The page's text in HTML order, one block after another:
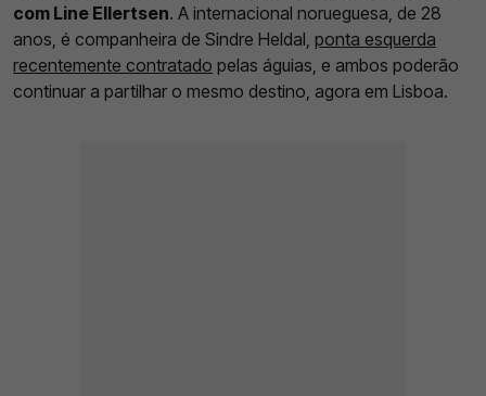
com Line Ellertsen. A internacional norueguesa, de 28
anos, é companheira de Sindre Heldal, ponta esquerda
recentemente contratado pelas águias, e ambos poderão
continuar a partilhar o mesmo destino, agora em Lisboa.